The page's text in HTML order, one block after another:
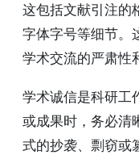
这包括文献引注的
字体字号等细节。
学术交流的严肃性
学术诚信是科研工
或成果时，务必清
式的抄袭、剽窃或